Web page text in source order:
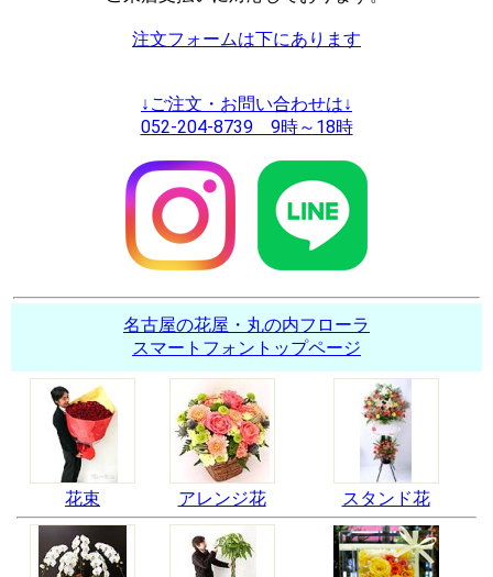
注文フォームは下にあります
↓ご注文・お問い合わせは↓
052-204-8739 9時～18時
名古屋の花屋・丸の内フローラ
スマートフォントップページ
花束 アレンジ花 スタンド花